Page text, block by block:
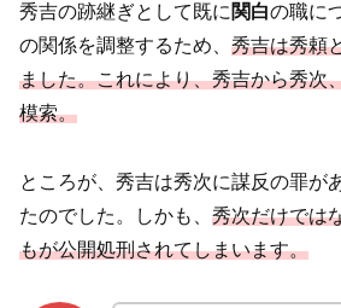
秀吉の跡継ぎとして既に 関白の職に
の関係を調整するため、 秀吉は秀頼
ました。これにより、秀吉から秀次
模索。
ところが、秀吉は秀次に謀反の罪が
たのでした。しかも、 秀次だけでは
もが公開処刑されてしまいます。